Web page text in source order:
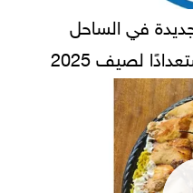
7 فروع جديدة في الساحل
لصيف 2025